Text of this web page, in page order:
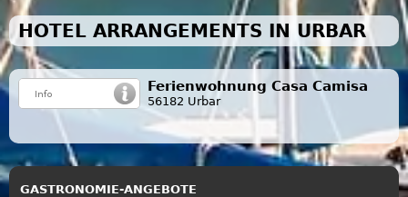
HOTEL ARRANGEMENTS IN URBAR
Ferienwohnung Casa Camisa
56182 Urbar
GASTRONOMIE-ANGEBOTE